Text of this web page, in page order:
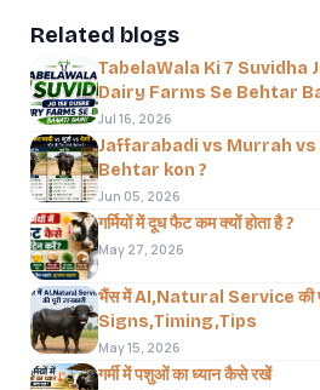
Related blogs
TabelaWala Ki 7 Suvidha
Dairy Farms Se Behtar
Jul 16, 2026
Jaffarabadi vs Murrah vs
Behtar kon ?
Jun 05, 2026
गर्मियों में दूध फैट कम क्यों होता है ?
May 27, 2026
भैंस में AI,Natural Service की
Signs,Timing,Tips
May 15, 2026
गर्मी में पशुओं का ध्यान कैसे रखें